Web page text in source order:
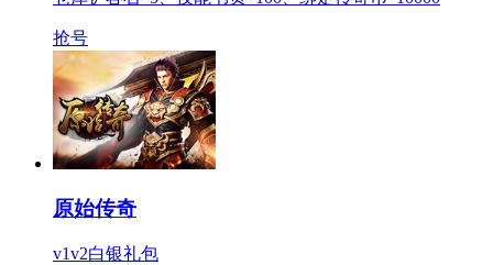
抢号
原始传奇
v1v2白银礼包